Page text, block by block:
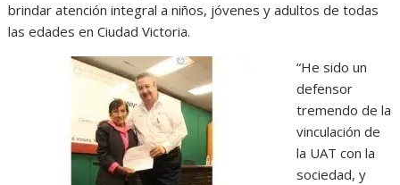
brindar atención integral a niños, jóvenes y adultos de todas
las edades en Ciudad Victoria.
“He sido un
defensor
tremendo de la
vinculación de
la UAT con la
sociedad, y